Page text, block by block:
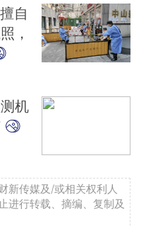
自
，
机
新传媒及/或相关权利人
进行转载、摘编、复制及